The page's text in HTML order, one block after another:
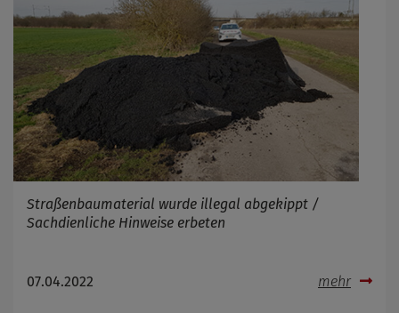
Straßenbaumaterial wurde illegal abgekippt /
Sachdienliche Hinweise erbeten
07.04.2022 mehr